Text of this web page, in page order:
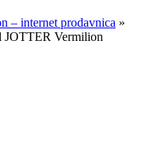
– internet prodavnica »
Vermilion